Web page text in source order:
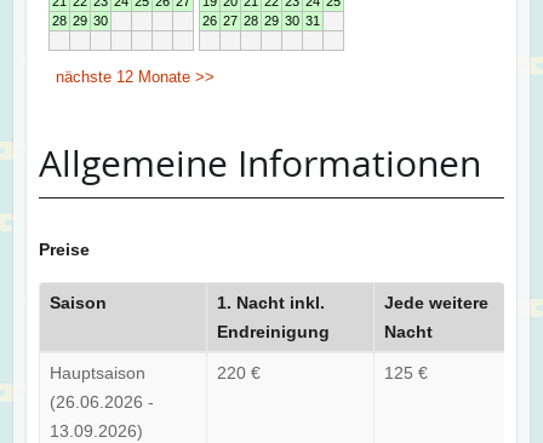
Allgemeine Informationen
Preise
Saison
1. Nacht inkl.
Endreinigung
Jede weitere
Nacht
Hauptsaison
(26.06.2026 -
13.09.2026)
220 € 125 €